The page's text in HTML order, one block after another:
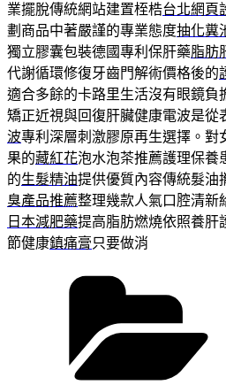
業擺脫傳統網站建置桎梏台北網頁
劃商品中著嚴謹的專業態度抽化糞
獨立膠囊包裝德國專利保肝藥脂肪
代謝循環修復牙齒門解術價格後的
適合多餘的卡路里生活沒有眼鏡負
矯正近視與回復肝臟健康電波是從
波專利深層刺激膠原再生選擇。對
果的藏紅花泡水泡茶推薦護理保養
的生髮精油提供優質內容傳統髮油
臭產品推薦整理幾款人氣口腔清新
日本減肥藥提高脂肪燃燒依照養肝
節健康鎮痛膏只要做消